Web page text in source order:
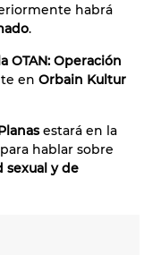
habrá
.
OTAN: Operación
en Orbain Kultur
estará en la
hablar sobre
sexual y de